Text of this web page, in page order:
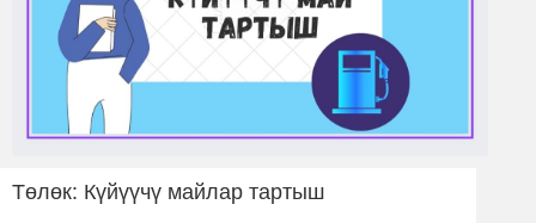
Төлөк: Күйүүчү майлар тартыш